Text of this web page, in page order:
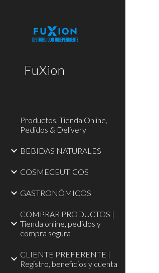
FuXion
Productos, Tienda Online,
Pedidos & Delivery
BEBIDAS NATURALES
COSMECEUTICOS
GASTRONÓMICOS
COMPRAR PRODUCTOS |
Tienda online, pedidos y
compra segura
CLIENTE PREFERENTE |
Registro, beneficios y cuenta